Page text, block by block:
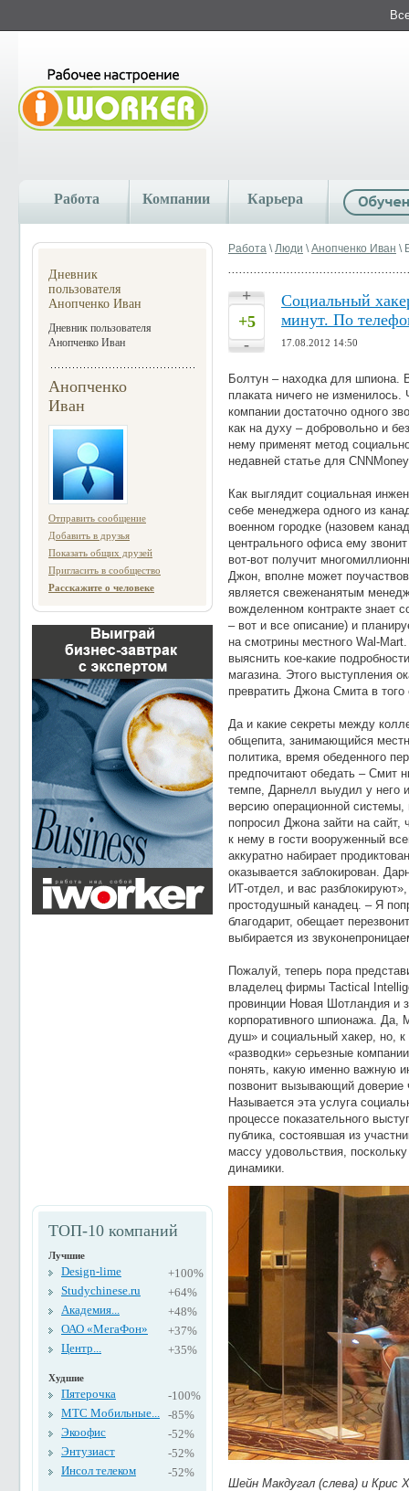
Работа Компании Карьера
Дневник
пользователя
Анопченко Иван
Дневник пользователя
Анопченко Иван
Анопченко
Иван
Отправить сообщение
Добавить в друзья
Показать общих друзей
Пригласить в сообщество
Расскажите о человеке
ТОП-10 компаний
Лучшие
Design-lime
+100%
Studychinese.ru
+64%
Академия...
+48%
ОАО «МегаФон»
+37%
Центр...
+35%
Худшие
Пятерочка
-100%
МТС Мобильные... -85%
Экоофис
-52%
Энтузиаст
-52%
Инсол телеком
-52%
Работа \Люди \Анопченко Иван \
+
+5
-
Социальный
минут. По
17.08.2012 14:50
Болтун – находка для шпиона.
плаката ничего не
компании достаточно одного
как на духу – добровольно и
нему применят метод
недавней статье для
Как выглядит социальная
себе менеджера одного из
военном городке (назовем
центрального офиса ему
вот-вот получит
Джон, вполне может
является свеженанятым
вожделенном контракте знает
– вот и все описание) и
на смотрины местного Wal-
выяснить кое-какие
магазина. Этого выступления
превратить Джона Смита в того
Да и какие секреты между
общепита, занимающийся
политика, время обеденного
предпочитают обедать – Смит
темпе, Дарнелл выудил у него
версию операционной системы,
попросил Джона зайти на
к нему в гости вооруженный
аккуратно набирает
оказывается заблокирован.
ИТ-отдел, и вас
простодушный канадец. – Я
благодарит, обещает
выбирается из
Пожалуй, теперь пора
владелец фирмы Tactical
провинции Новая Шотландия и
корпоративного шпионажа. Да,
душ» и социальный хакер, но,
«разводки» серьезные
понять, какую именно важную
позвонит вызывающий
Называется эта услуга
процессе показательного
публика, состоявшая из
массу удовольствия,
динамики.
Шейн Макдугал (слева) и Крис